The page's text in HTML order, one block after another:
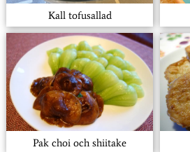
Kall tofusallad
Pak choi och shiitake